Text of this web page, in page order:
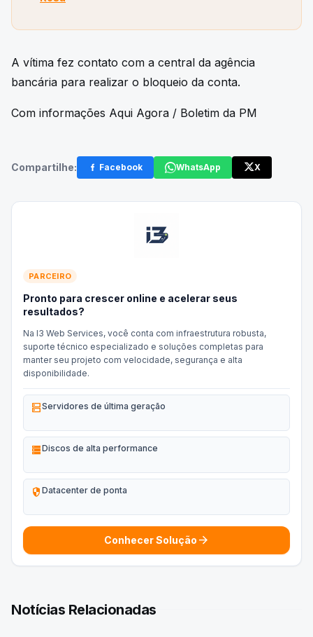
A vítima fez contato com a central da agência
bancária para realizar o bloqueio da conta.
Com informações Aqui Agora / Boletim da PM
Compartilhe: Facebook WhatsApp X
PARCEIRO
Pronto para crescer online e acelerar seus
resultados?
Na I3 Web Services, você conta com infraestrutura robusta,
suporte técnico especializado e soluções completas para
manter seu projeto com velocidade, segurança e alta
disponibilidade.
dnsServidores de última geração
storageDiscos de alta performance
security Datacenter de ponta
Conhecer Solução arrow_forward
Notícias Relacionadas